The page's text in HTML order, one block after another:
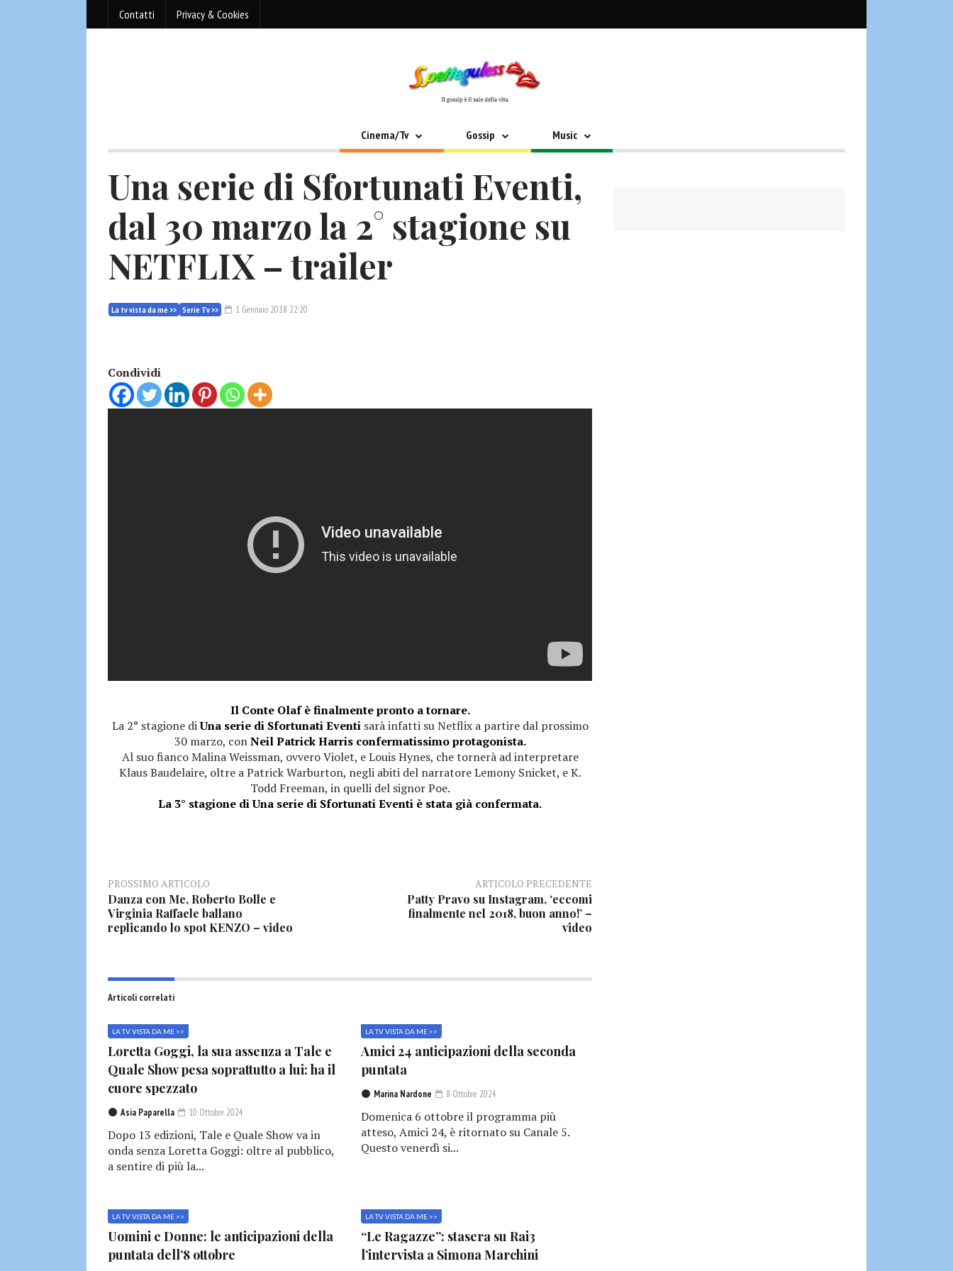
Contatti Privacy & Cookies
Cinema/Tv Gossip Music
Una serie di Sfortunati Eventi,
dal 30 marzo la 2° stagione su
NETFLIX – trailer
La tv vista da me >> Serie Tv >> 1 Gennaio 2018 22:20
Condividi
Il Conte Olaf è finalmente pronto a tornare.
La 2° stagione diUna serie di Sfortunati Eventisarà infatti su Netflix a partire dal prossimo
30 marzo, conNeil Patrick Harris confermatissimo protagonista.
Al suo fianco Malina Weissman, ovvero Violet, e Louis Hynes, che tornerà ad interpretare
Klaus Baudelaire, oltre a Patrick Warburton, negli abiti del narratore Lemony Snicket, e K.
Todd Freeman, in quelli del signor Poe.
La 3° stagione di Una serie di Sfortunati Eventi è stata già confermata.
PROSSIMO ARTICOLO
Danza con Me, Roberto Bolle e
Virginia Raffaele ballano
replicando lo spot KENZO – video
ARTICOLO PRECEDENTE
Patty Pravo su Instagram, ‘eccomi
finalmente nel 2018, buon anno!’ –
video
Articoli correlati
LA TV VISTA DA ME >>
Loretta Goggi, la sua assenza a Tale e
Quale Show pesa soprattutto a lui: ha il
cuore spezzato
Asia Paparella 10 Ottobre 2024
Dopo 13 edizioni, Tale e Quale Show va in
onda senza Loretta Goggi: oltre al pubblico,
a sentire di più la...
LA TV VISTA DA ME >>
Amici 24 anticipazioni della seconda
puntata
Marina Nardone 8 Ottobre 2024
Domenica 6 ottobre il programma più
atteso, Amici 24, è ritornato su Canale 5.
Questo venerdì si...
LA TV VISTA DA ME >>
Uomini e Donne: le anticipazioni della
puntata dell’8 ottobre
LA TV VISTA DA ME >>
“Le Ragazze”: stasera su Rai3
l’intervista a Simona Marchini